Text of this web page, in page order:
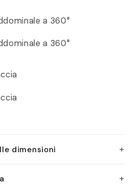
a 360°
a 360°
dimensioni +
+